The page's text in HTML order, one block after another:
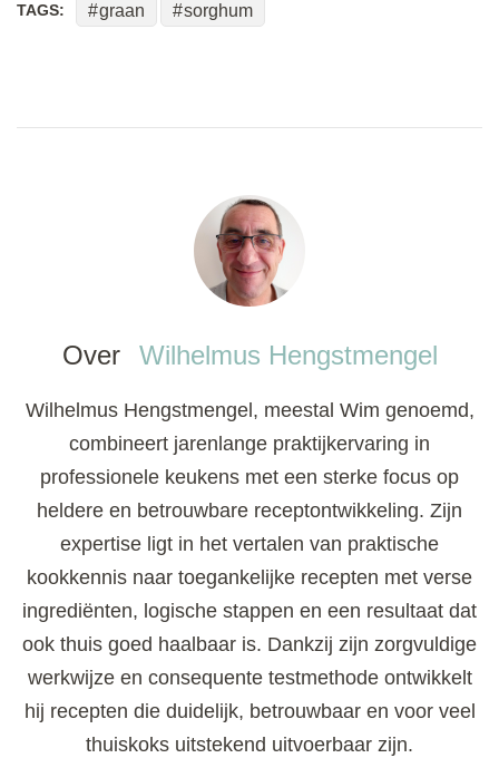
TAGS: graan sorghum
Over Wilhelmus Hengstmengel
Wilhelmus Hengstmengel, meestal Wim genoemd,
combineert jarenlange praktijkervaring in
professionele keukens met een sterke focus op
heldere en betrouwbare receptontwikkeling. Zijn
expertise ligt in het vertalen van praktische
kookkennis naar toegankelijke recepten met verse
ingrediënten, logische stappen en een resultaat dat
ook thuis goed haalbaar is. Dankzij zijn zorgvuldige
werkwijze en consequente testmethode ontwikkelt
hij recepten die duidelijk, betrouwbaar en voor veel
thuiskoks uitstekend uitvoerbaar zijn.